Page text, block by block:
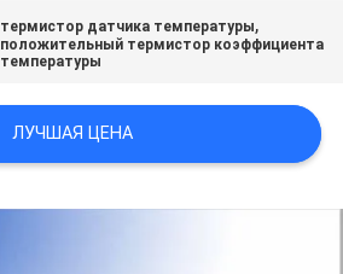
термистор датчика температуры,
положительный термистор коэффициента
температуры
ЛУЧШАЯ ЦЕНА